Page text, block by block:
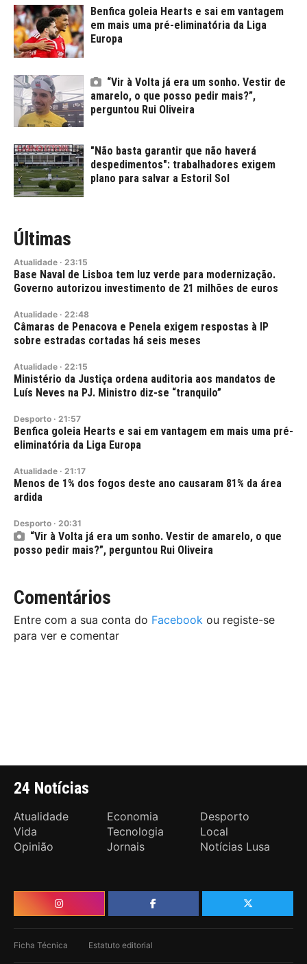
Benfica goleia Hearts e sai em vantagem
em mais uma pré-eliminatória da Liga
Europa
“Vir à Volta já era um sonho. Vestir de
amarelo, o que posso pedir mais?”,
perguntou Rui Oliveira
"Não basta garantir que não haverá
despedimentos": trabalhadores exigem
plano para salvar a Estoril Sol
Últimas
Atualidade · 23:15
Base Naval de Lisboa tem luz verde para modernização.
Governo autorizou investimento de 21 milhões de euros
Atualidade · 22:48
Câmaras de Penacova e Penela exigem respostas à IP
sobre estradas cortadas há seis meses
Atualidade · 22:15
Ministério da Justiça ordena auditoria aos mandatos de
Luís Neves na PJ. Ministro diz-se “tranquilo”
Desporto · 21:57
Benfica goleia Hearts e sai em vantagem em mais uma pré-
eliminatória da Liga Europa
Atualidade · 21:17
Menos de 1% dos fogos deste ano causaram 81% da área
ardida
Desporto · 20:31
“Vir à Volta já era um sonho. Vestir de amarelo, o que
posso pedir mais?”, perguntou Rui Oliveira
Comentários
Entre com a sua conta do Facebook ou registe-se
para ver e comentar
24 Notícias
Atualidade Economia
Desporto
Vida
Tecnologia
Local
Opinião
Jornais Notícias Lusa
Ficha Técnica Estatuto editorial